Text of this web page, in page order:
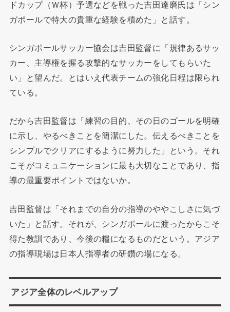
ドカップ（Ｗ杯）予選などを戦った吉田達磨氏は「シン
ガポールで特大の貴重な経験を積めた」と話す。
シンガポールサッカー協会は吉田監督に「規律あるサッ
カー、主導権を握る攻撃的なサッカーをしてもらいた
い」と望んだ。とはいえ代表チームの強化日程は限られ
ている。
だから吉田監督は「練習の目的、その日のゴールを明確
に示し、やるべきことを簡潔にした。伝えるべきことを
シンプルでクリアにするように努力した」という。それ
こそがコミュニケーションに最も大切なことであり、指
導の最重要ポイントではないか。
吉田監督は「それまでの自分の指導のややこしさに気づ
いた」と話す。それが、シンガポールに渡ったからこそ
得た教訓であり、今後の糧になるものだという。アジア
の指導現場は日本人指導者の研鑽の場になる。
アジア全体のレベルアップ